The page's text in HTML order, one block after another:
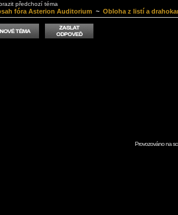
předchozí téma
fóra Asterion Auditorium ~ Obloha z listí a
Provozováno na